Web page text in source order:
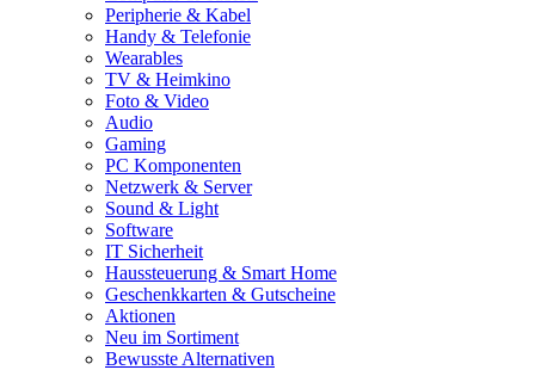
Peripherie & Kabel
Handy & Telefonie
Wearables
TV & Heimkino
Foto & Video
Audio
Gaming
PC Komponenten
Netzwerk & Server
Sound & Light
Software
IT Sicherheit
Haussteuerung & Smart Home
Geschenkkarten & Gutscheine
Aktionen
Neu im Sortiment
Bewusste Alternativen